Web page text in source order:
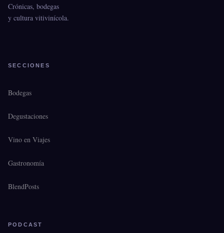
Crónicas, bodegas
y cultura vitivinícola.
SECCIONES
Bodegas
Degustaciones
Vino en Viajes
Gastronomía
BlendPosts
PODCAST